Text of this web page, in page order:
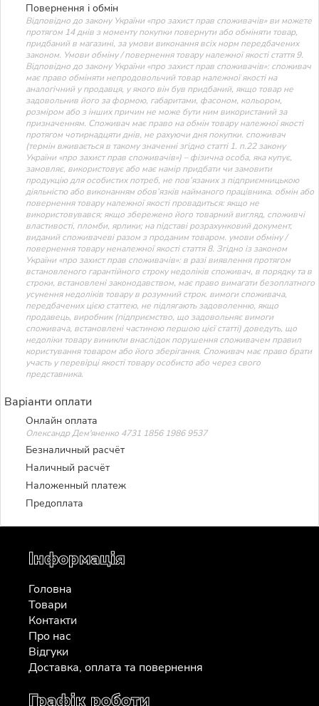
Повернення і обмін
Відповідно до закону України «про захист прав споживачів» ви можете
протягом 14 днів з моменту покупки повернути або обміняти товар,
придбаний в магазині, за умови виконання всіх норм передбачених
законом. Умови обміну / повернення товару належної якості стаття 9.
Відповідно до закону України «про захист прав споживачів»: споживач
має право обміняти непродовольчий товар належної якості на
аналогічний у продавця, у якого він був придбаний, якщо товар не
задовольнив його за формою, габаритами, фасоном, кольором,
розміром або з інших причин не може бути ним використаний за
призначенням. Споживач має право на обмін товару належної якості
протягом чотирнадцяти днів, не рахуючи дня покупки. споживач
(термін вживається в такому значенні згідно статті 1. п.22 закону
України «про захист прав споживачів») – фізична особа, яка купує,
замовляє, використовує або має намір придбати чи замовити
продукцію для особистих потреб, не пов’язаних з підприємницькою
діяльністю або виконанням обов’язків найманого працівника. обмін або
повернення товару належної якості провадиться: якщо не
використовувався; якщо збережено його товарний вигляд, споживчі
властивості, пломби, ярлики; на підставі розрахунковий документ,
виданий споживачеві разом з проданим товаром. умови обміну /
повернення товару неналежної якості стаття 8. Згідно із законом
України «про захист прав споживачів»: в разі виявлення протягом
встановленого гарантійного строку недоліків споживач, в порядку та в
строки, встановлені законодавством, має право вимагати безоплатного
усунення недоліків товару в розумний строк. вимоги споживача,
передбачених цією статтею, не підлягають задоволенню, якщо
продавець, виробник (підприємство, що задовольняє вимоги
споживача, встановлені частиною першою цієї статті) доведуть, що
недоліки товару виникли внаслідок порушення споживачем правил
користування товаром або його зберігання. Споживач має право брати
участь у перевірці якості товару особисто або через свого
представника.
Варіанти оплати
Онлайн оплата
Олександр Дем'яненко 4731 1856 1986 9537
Безналичный расчёт
Наличный расчёт
Наложенный платеж
Предоплата
Інформація
Головна
Товари
Контакти
Про нас
Відгуки
Доставка, оплата та повернення
Графік роботи